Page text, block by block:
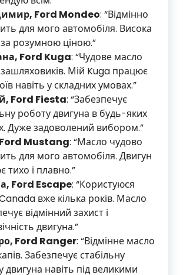
Ford Mondeo: “Відмінно
для мого автомобіля. Висока
за розумною ціною.”
Ford Kuga: “Чудове масло
Мій Kuga працює
навіть у складних умовах.”
Ford Fiesta: “Забезпечує
роботу двигуна в будь-яких
Дуже задоволений вибором.”
Mustang: “Масло чудово
для мого автомобіля. Двигун
тихо і плавно.”
Ford Escape: “Користуюся
вже кілька років. Масло
відмінний захист і
двигуна.”
Ford Ranger: “Відмінне масло
Забезпечує стабільну
двигуна навіть під великими